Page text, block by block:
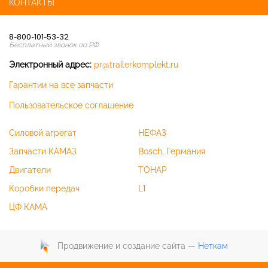
КОНТАКТЫ
8-800-101-53-32
Бесплатный звонок по РФ
Электронный адрес: pr@trailerkomplekt.ru
Гарантии на все запчасти
Пользовательское соглашение
Силовой агрегат
Запчасти КАМАЗ
Двигатели
Коробки передач
ЦФ КАМА
НЕФАЗ
Bosch, Германия
ТОНАР
L1
Продвижение и создание сайта — Неткам